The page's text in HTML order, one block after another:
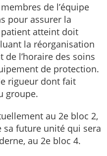
de l’équipe
pour assurer la
patient atteint doit
la réorganisation
de l’horaire des soins
de protection.
rigueur dont fait
groupe.
au 2e bloc 2,
sa future unité qui sera
au 2e bloc 4.